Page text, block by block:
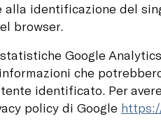
identificazione del
browser.
Google
che
identificato. Per
policy di Google